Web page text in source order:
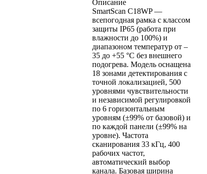
Описание
SmartScan C18WP —
всепогодная рамка с классом
защиты IP65 (работа при
влажности до 100%) и
диапазоном температур от –
35 до +55 °C без внешнего
подогрева. Модель оснащена
18 зонами детектирования с
точной локализацией, 500
уровнями чувствительности
и независимой регулировкой
по 6 горизонтальным
уровням (±99% от базовой) и
по каждой панели (±99% на
уровне). Частота
сканирования 33 кГц, 400
рабочих частот,
автоматический выбор
канала. Базовая ширина